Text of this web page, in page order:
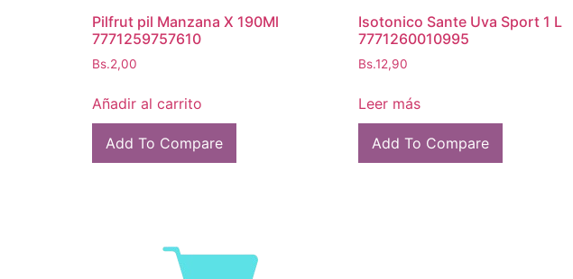
Pilfrut pil Manzana X 190Ml
7771259757610
Bs.2,00
Añadir al carrito
Add To Compare
Isotonico Sante Uva Sport 1 L
7771260010995
Bs.12,90
Leer más
Add To Compare